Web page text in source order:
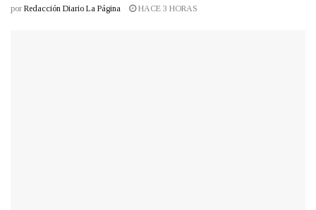
por Redacción Diario La Página HACE 3 HORAS